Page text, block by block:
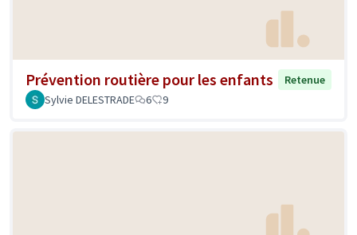
Prévention routière pour les enfants
Retenue
Sylvie DELESTRADE
6 9